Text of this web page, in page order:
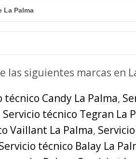
La Palma
siguientes marcas en
técnico Candy La Palma,
Servicio técnico Tegran La
Vaillant La Palma,
técnico Balay La